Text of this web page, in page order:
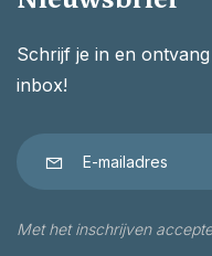
Schrijf je in en
inbox!
Met het inschrijven